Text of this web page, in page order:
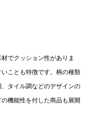
でクッション性がありま
ことも特徴です。柄の種類
タイル調などのデザインの
機能性を付した商品も展開